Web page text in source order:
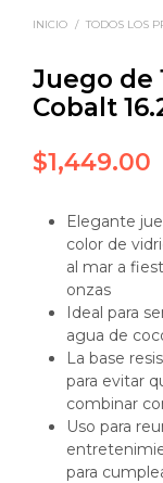
INICIO / TODOS LOS
Juego de
Cobalt
$1,449.00
Elegante
color de
al mar a
onzas
Ideal para
agua de
La base
para evitar
combinar
Uso para
para